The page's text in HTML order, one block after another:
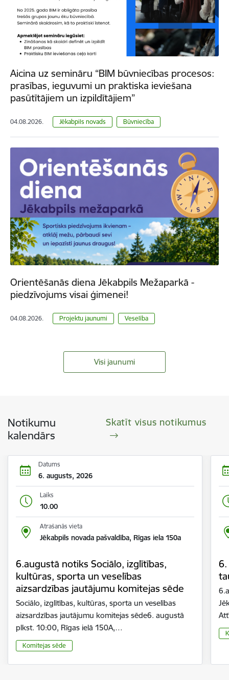
Aicina uz semināru “BIM būvniecības procesos:
prasības, ieguvumi un praktiska ieviešana
pasūtītājiem un izpildītājiem”
04.08.2026. Jēkabpils novads Būvniecība
Orientēšanās diena Jēkabpils Mežaparkā -
piedzīvojums visai ģimenei!
04.08.2026. Projektu jaunumi Veselība
Visi jaunumi
Notikumu
kalendārs
Skatīt visus notikumus
Datums
6. augusts, 2026
Laiks
10.00
Atrašanās vieta
Jēkabpils novada pašvaldība, Rīgas iela 150a
6.augustā notiks Sociālo, izglītības,
kultūras, sporta un veselības
aizsardzības jautājumu komitejas sēde
Sociālo, izglītības, kultūras, sporta un veselības
aizsardzības jautājumu komitejas sēde6. augustā
plkst. 10:00, Rīgas ielā 150A,…
Komitejas sēde